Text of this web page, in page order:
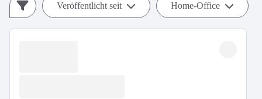
Veröffentlicht seit Home-Office